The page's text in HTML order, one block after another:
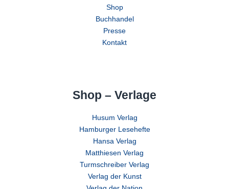
Shop
Buchhandel
Presse
Kontakt
Shop – Verlage
Husum Verlag
Hamburger Lesehefte
Hansa Verlag
Matthiesen Verlag
Turmschreiber Verlag
Verlag der Kunst